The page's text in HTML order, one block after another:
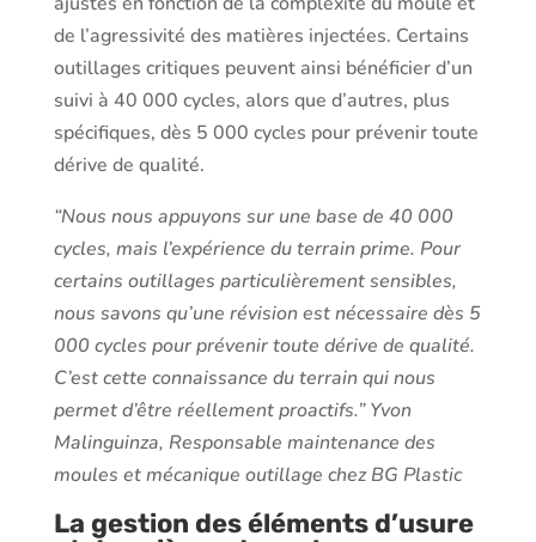
de l’agressivité des matières injectées. Certains
outillages critiques peuvent ainsi bénéficier d’un
suivi à 40 000 cycles, alors que d’autres, plus
spécifiques, dès 5 000 cycles pour prévenir toute
dérive de qualité.
“Nous nous appuyons sur une base de 40 000
cycles, mais l’expérience du terrain prime. Pour
certains outillages particulièrement sensibles,
nous savons qu’une révision est nécessaire dès 5
000 cycles pour prévenir toute dérive de qualité.
C’est cette connaissance du terrain qui nous
permet d’être réellement proactifs.” Yvon
Malinguinza, Responsable maintenance des
moules et mécanique outillage chez BG Plastic
La gestion des éléments d’usure